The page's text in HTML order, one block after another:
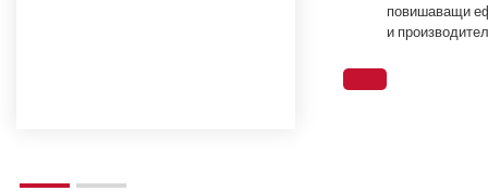
повишаващи
и